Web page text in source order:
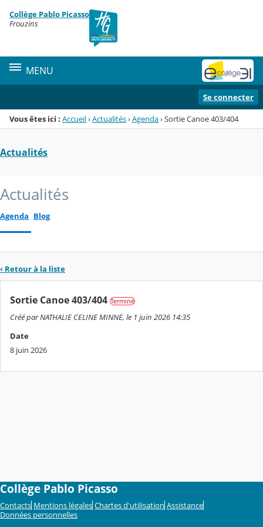
Menu de la rubrique
Contenu
Collège Pablo Picasso
Frouzins
MENU
Se connecter
Vous êtes ici : Accueil›Actualités›Agenda›Sortie Canoe 403/404
Actualités
Actualités
Agenda Blog
‹ Retour à la liste
Sortie Canoe 403/404 Terminé
Créé par NATHALIE CELINE MINNE, le 1 juin 2026 14:35
Date
8 juin 2026
Collège Pablo Picasso
Contacts Mentions légales Chartes d'utilisation Assistance
Données personnelles